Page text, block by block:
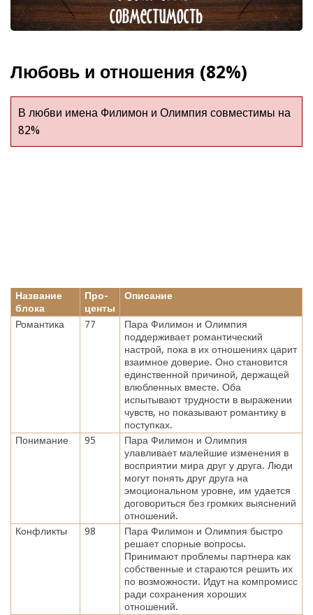
Любовь и отношения (82%)
В любви имена Филимон и Олимпия совместимы на
82%
Название
блока
Про-
центы
Описание
Романтика 77
Пара Филимон и Олимпия
поддерживает романтический
настрой, пока в их отношениях царит
взаимное доверие. Оно становится
единственной причиной, держащей
влюбленных вместе. Оба
испытывают трудности в выражении
чувств, но показывают романтику в
поступках.
Понимание
95
Пара Филимон и Олимпия
улавливает малейшие изменения в
восприятии мира друг у друга. Люди
могут понять друг друга на
эмоциональном уровне, им удается
договориться без громких выяснений
отношений.
Конфликты
98
Пара Филимон и Олимпия быстро
решает спорные вопросы.
Принимают проблемы партнера как
собственные и стараются решить их
по возможности. Идут на компромисс
ради сохранения хороших
отношений.